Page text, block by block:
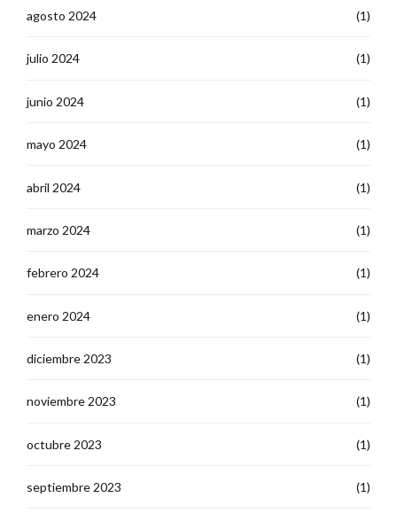
agosto 2024 (1)
julio 2024 (1)
junio 2024 (1)
mayo 2024 (1)
abril 2024 (1)
marzo 2024 (1)
febrero 2024 (1)
enero 2024 (1)
diciembre 2023 (1)
noviembre 2023 (1)
octubre 2023 (1)
septiembre 2023 (1)